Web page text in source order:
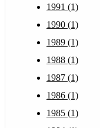
1991 (1)
1990 (1)
1989 (1)
1988 (1)
1987 (1)
1986 (1)
1985 (1)